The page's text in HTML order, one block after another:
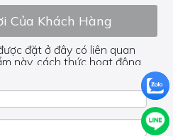
Của Khách Hàng
đặt ở đây có liên quan
này, cách thức hoạt động,
ích không, v.v.
khác, vui lòng không đặt
trong trang đó.